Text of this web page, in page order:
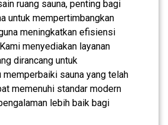
ruang sauna, penting bagi
untuk mempertimbangkan
meningkatkan efisiensi
menyediakan layanan
dirancang untuk
memperbaiki sauna yang telah
memenuhi standar modern
lebih baik bagi